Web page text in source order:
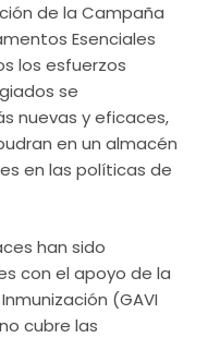
de la Campaña
Esenciales
los esfuerzos
se
nuevas y eficaces,
en un almacén
en las políticas de
han sido
con el apoyo de la
(GAVI
cubre las